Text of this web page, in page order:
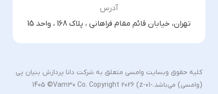
آدرس
تهران، خیابان قائم مقام فراهانی ، پلاک 168 ، واحد 15
کلیه حقوق وبسایت وامسی متعلق به شرکت دانا پردازش بنیان پی
(وامسی) می‌باشد.1405 ©Vam30 Co. Copyright 2026 (z-01-